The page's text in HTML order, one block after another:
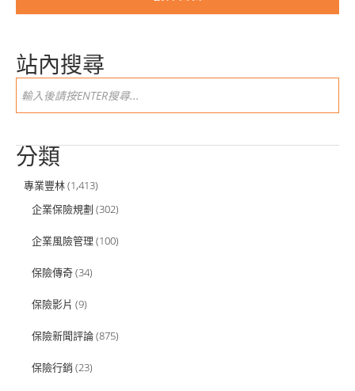
站內搜尋
分類
專業豐林(1,413)
企業保險規劃 (302)
企業風險管理 (100)
保險傳奇(34)
保險影片 (9)
保險新聞評論(875)
保險行銷 (23)